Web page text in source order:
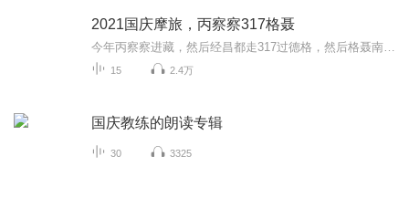
2021国庆摩旅，丙察察317格聂
15 2.4万
国庆教练的朗读专辑
30 3325